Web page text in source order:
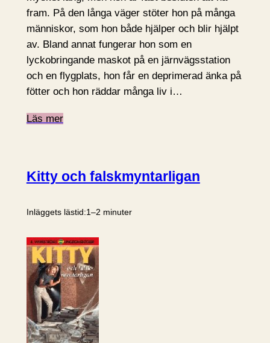
fram. På den långa väger stöter hon på många
människor, som hon både hjälper och blir hjälpt
av. Bland annat fungerar hon som en
lyckobringande maskot på en järnvägsstation
och en flygplats, hon får en deprimerad änka på
fötter och hon räddar många liv i…
Läs mer
Kitty och falskmyntarligan
Inläggets lästid:1–2 minuter